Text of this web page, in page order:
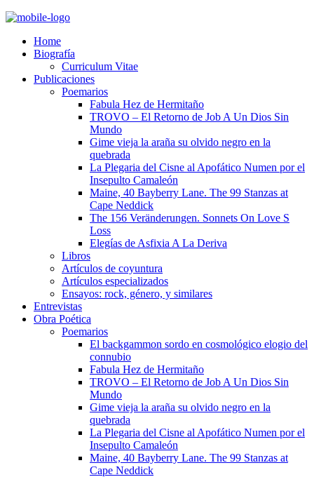
Home
Biografía
Curriculum Vitae​
Publicaciones
Poemarios
Fabula Hez de Hermitaño
TROVO – El Retorno de Job A Un Dios Sin
Mundo
Gime vieja la araña su olvido negro en la
quebrada
La Plegaria del Cisne al Apofático Numen por el
Insepulto Camaleón
Maine, 40 Bayberry Lane. The 99 Stanzas at
Cape Neddick
The 156 Veränderungen. Sonnets On Love S
Loss
Elegías de Asfixia A La Deriva
Libros
Artículos de coyuntura
Artículos especializados
Ensayos: rock, género, y similares
Entrevistas
Obra Poética
Poemarios
El backgammon sordo en cosmológico elogio del
connubio
Fabula Hez de Hermitaño
TROVO – El Retorno de Job A Un Dios Sin
Mundo
Gime vieja la araña su olvido negro en la
quebrada
La Plegaria del Cisne al Apofático Numen por el
Insepulto Camaleón
Maine, 40 Bayberry Lane. The 99 Stanzas at
Cape Neddick